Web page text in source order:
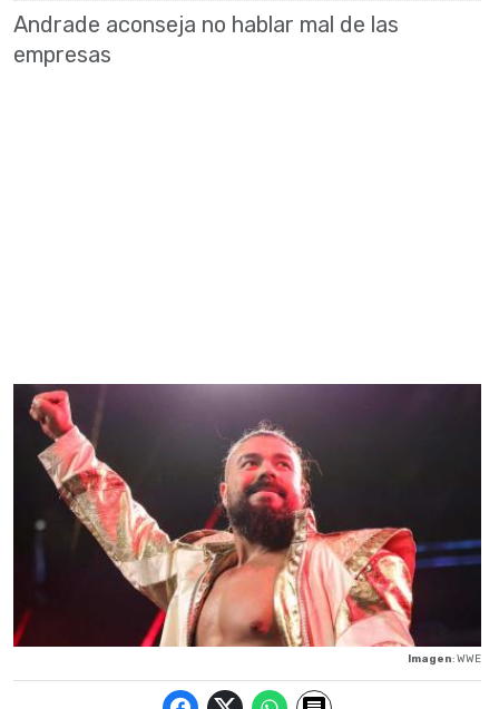
Andrade aconseja no hablar mal de las
empresas
Imagen: WWE